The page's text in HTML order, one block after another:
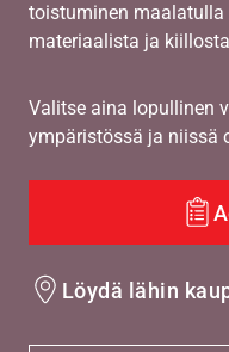
toistuminen
materiaalista ja
Valitse aina lopullinen
ympäristössä ja niissä
Löydä lähin